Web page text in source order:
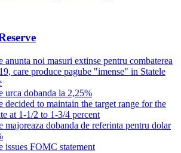
anunta noi masuri extinse pentru combaterea
care produce pagube "imense" in Statele
urca dobanda la 2,25%
decided to maintain the target range for the
at 1-1/2 to 1-3/4 percent
majoreaza dobanda de referinta pentru dolar
issues FOMC statement